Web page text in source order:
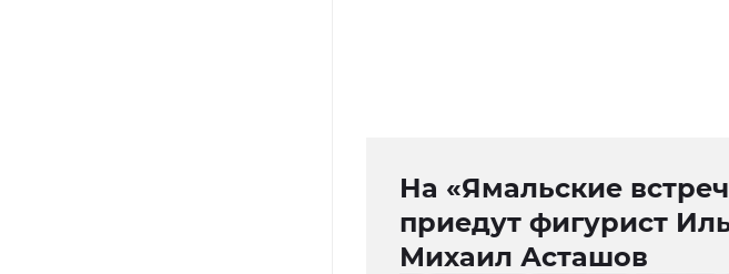
На «Ямальские
приедут фигурист
Михаил Асташов